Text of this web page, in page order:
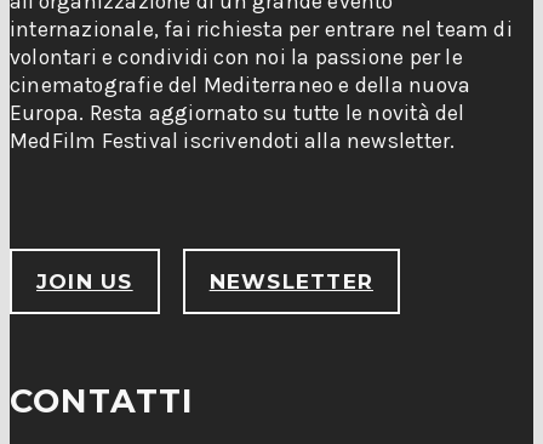
internazionale, fai richiesta per entrare nel team di
volontari e condividi con noi la passione per le
cinematografie del Mediterraneo e della nuova
Europa. Resta aggiornato su tutte le novità del
MedFilm Festival iscrivendoti alla newsletter.
JOIN US NEWSLETTER
CONTATTI